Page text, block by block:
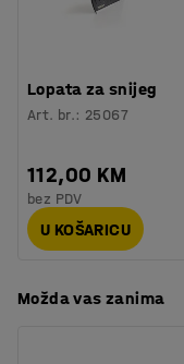
Lopata za snijeg
Art. br.: 25067
112,00 KM
bez PDV
U KOŠARICU
Možda vas zanima